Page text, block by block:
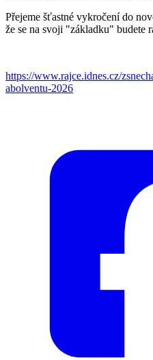
Přejeme šťastné vykročení do
že se na svoji "základku" budete
https://www.rajce.idnes.cz/
abolventu-2026